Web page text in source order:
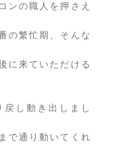
ンの職人を押さえ
の繁忙期、そんな
に来ていただける
し動き出しまし
で通り動いてくれ